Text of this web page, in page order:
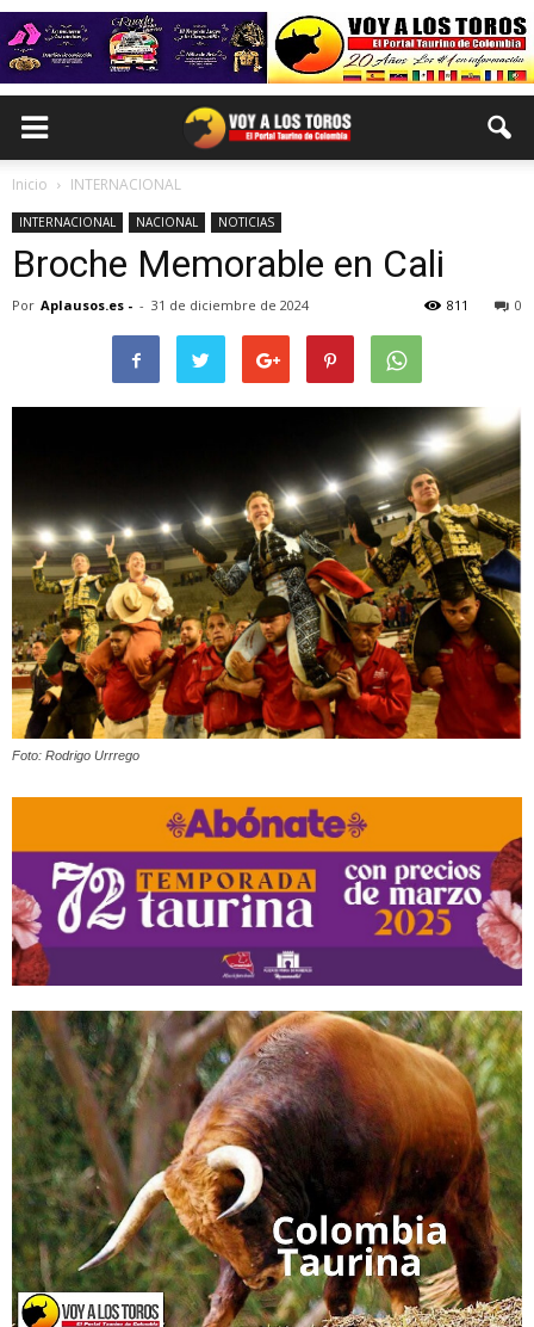
Inicio INTERNACIONAL
INTERNACIONAL NACIONAL NOTICIAS
Broche Memorable en Cali
Por Aplausos.es - - 31 de diciembre de 2024 0
811
Foto: Rodrigo Urrrego